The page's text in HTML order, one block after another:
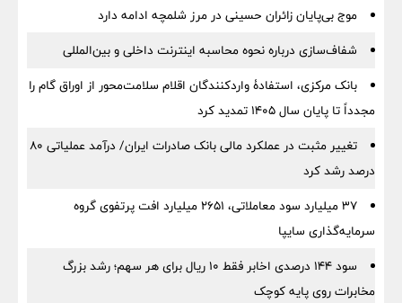
موج بی‌پایان زائران حسینی در مرز شلمچه ادامه دارد
شفاف‌سازی درباره نحوه محاسبه اینترنت داخلی و بین‌المللی
بانک مرکزی، استفادۀ واردکنندگان اقلام سلامت‌محور از اوراق گام را
مجدداً تا پایان سال ۱۴۰۵ تمدید کرد
تغییر مثبت در عملکرد مالی بانک صادرات ایران/ درآمد عملیاتی 80
درصد رشد کرد
۳۷ میلیارد سود معاملاتی، ۲۶۵۱ میلیارد افت پرتفوی گروه
سرمایه‌گذاری سایپا
سود ۱۴۴ درصدی اخابر فقط ۱۰ ریال برای هر سهم؛ رشد بزرگ
مخابرات روی پایه کوچک